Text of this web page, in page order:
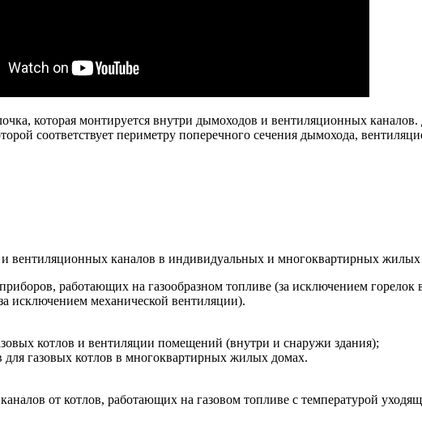
которая монтируется внутри дымоходов и вентиляционных
соответствует периметру поперечного сечения дымохода,
вентиляционных каналов в индивидуальных и многоквартирных
работающих на газообразном топливе (за исключением горелок
исключением механической вентиляции).
котлов и вентиляции помещений (внутри и снаружи здания);
газовых котлов в многоквартирных жилых домах.
от котлов, работающих на газовом топливе с температурой